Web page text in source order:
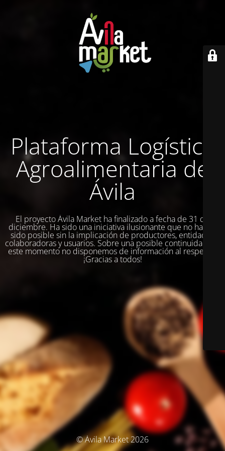
Plataforma Logística
Agroalimentaria de
Ávila
El proyecto Ávila Market ha finalizado a fecha de 31 de
diciembre. Ha sido una iniciativa ilusionante que no habría
sido posible sin la implicación de productores, entidades
colaboradoras y usuarios. Sobre una posible continuidad, en
este momento no disponemos de información al respecto.
¡Gracias a todos!
© Ávila Market 2026